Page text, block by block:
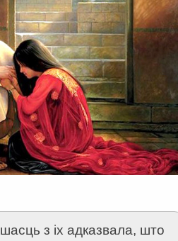
з іх адказвала, што